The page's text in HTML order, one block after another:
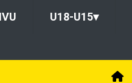
U18-U15▾